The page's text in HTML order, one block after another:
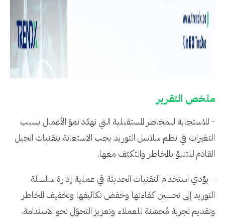
ملخص التقرير
- للاستجابة للمخاطر المستقبلية التي تهدّد نموّ الأعمال بسبب
التغيرات في نظم سلاسل التوريد يجب الاستعانة بتقنيات الجيل
القادم للتنبؤ بالمخاطر والتكيّف معها.
- يؤدي استخدام التقنيات الحديثة في عملية إدارة سلسلة
التوريد إلى تحسين كفاءتها وخفض تكاليفها وتخفيف المخاطر
وتقديم تجربة مُحسّنة للعملاء وتعزيز التحوّل نحو الاستدامة.